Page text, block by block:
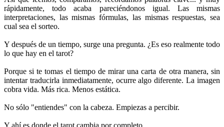
rápidamente, todo acaba pareciéndonos igual. Las mismas
interpretaciones, las mismas fórmulas, las mismas respuestas, sea
cual sea el sorteo.
Y después de un tiempo, surge una pregunta. ¿Es eso realmente todo
lo que hay en el tarot?
Porque si te tomas el tiempo de mirar una carta de otra manera, sin
intentar traducirla inmediatamente, ocurre algo diferente. La imagen
cobra vida. Más rica. Menos estática.
No sólo "entiendes" con la cabeza. Empiezas a percibir.
Y ahí es donde el tarot cambia por completo.